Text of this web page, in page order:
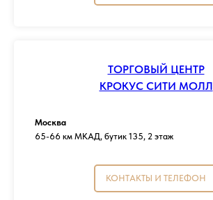
ТОРГОВЫЙ ЦЕНТР
КРОКУС СИТИ МОЛЛ
Москва
65-66 км МКАД, бутик 135, 2 этаж
КОНТАКТЫ И ТЕЛЕФОН